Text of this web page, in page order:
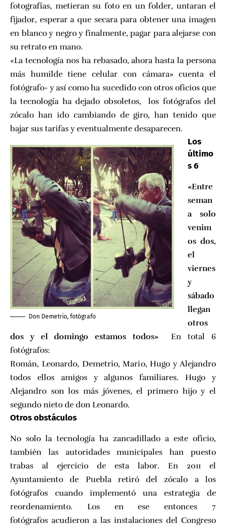
fotografías, metieran su foto en un folder, untaran el
fijador, esperar a que secara para obtener una imagen
en blanco y negro y finalmente, pagar para alejarse con
su retrato en mano.
«La tecnología nos ha rebasado, ahora hasta la persona
más humilde tiene celular con cámara» cuenta el
fotógrafo- y así como ha sucedido con otros oficios que
la tecnología ha dejado obsoletos, los fotógrafos del
zócalo han ido cambiando de giro, han tenido que
bajar sus tarifas y eventualmente desaparecen.
Don Demetrio, fotógrafo
Los
último
s 6
«Entre
seman
a solo
venim
os dos,
el
viernes
y
sábado
llegan
otros
dos y el domingo estamos todos»En total 6
fotógrafos:
Román, Leonardo, Demetrio, Mario, Hugo y Alejandro
todos ellos amigos y algunos familiares. Hugo y
Alejandro son los más jóvenes, el primero hijo y el
segundo nieto de don Leonardo.
Otros obstáculos
No solo la tecnología ha zancadillado a este oficio,
también las autoridades municipales han puesto
trabas al ejercicio de esta labor. En 2011 el
Ayuntamiento de Pueblaretiró del zócalo a los
fotógrafos cuando implementó una estrategia de
reordenamiento. Los en ese entonces 7
fotógrafos acudieron a las instalaciones del Congreso